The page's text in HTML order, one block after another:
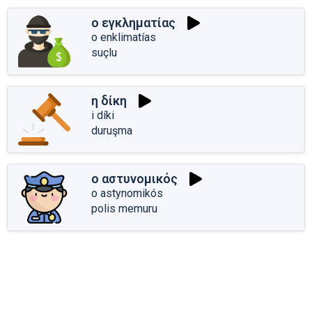
ο εγκληματίας
o enklimatías
suçlu
η δίκη
i díki
duruşma
ο αστυνομικός
o astynomikós
polis memuru